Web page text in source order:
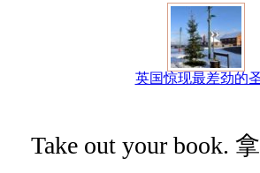
英国惊现最差劲的
Take out your book.